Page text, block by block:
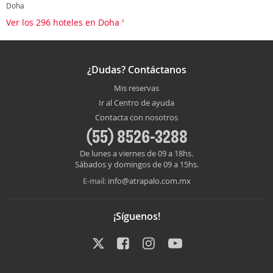
Doha
Ver los 296 hoteles en Doha
¿Dudas? Contáctanos
Mis reservas
Ir al Centro de ayuda
Contacta con nosotros
(55) 8526-3288
De lunes a viernes de 09 a 18hs.
Sábados y domingos de 09 a 15hs.
E-mail: info@atrapalo.com.mx
¡Síguenos!